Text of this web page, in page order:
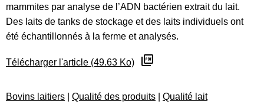
mammites par analyse de l’ADN bactérien extrait du lait.
Des laits de tanks de stockage et des laits individuels ont
été échantillonnés à la ferme et analysés.
Télécharger l'article (49.63 Ko)
Bovins laitiers Qualité des produits Qualité lait